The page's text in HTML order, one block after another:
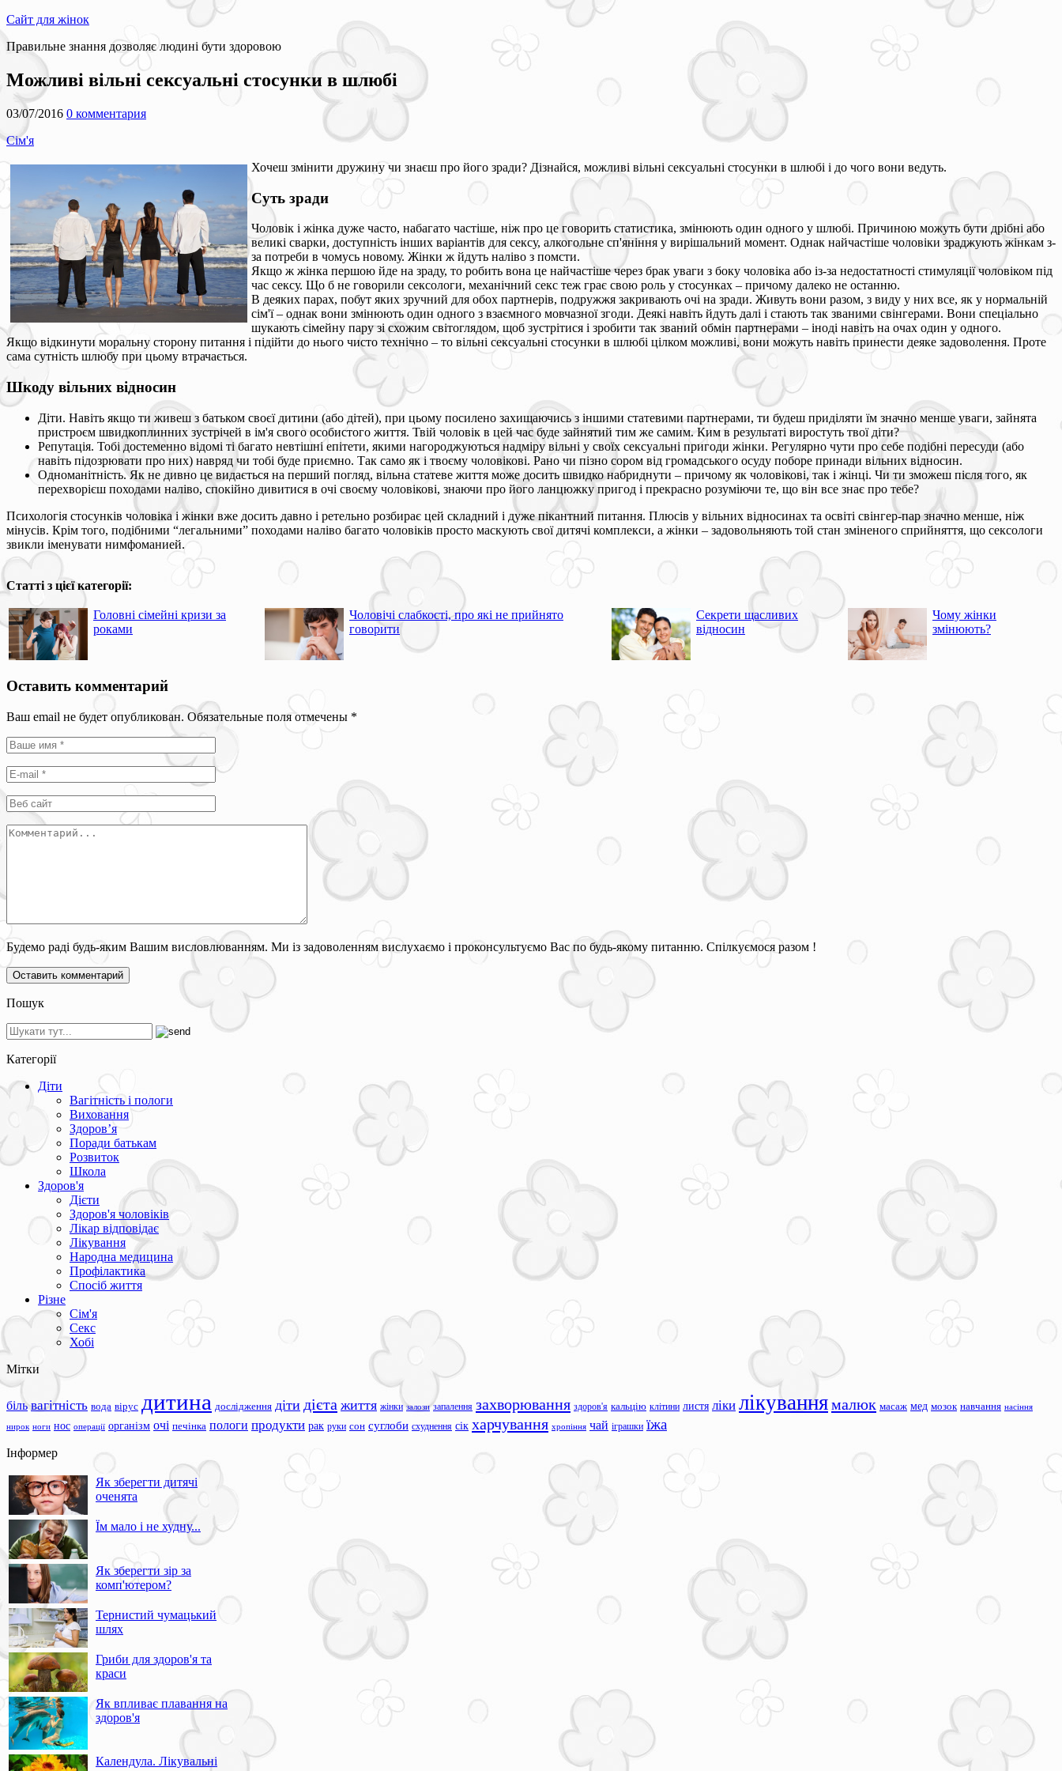
Сайт для жінок
Правильне знання дозволяє людині бути здоровою
Можливі вільні сексуальні стосунки в шлюбі
03/07/2016 0 комментария
Сім'я
Хочеш змінити дружину чи знаєш про його зради? Дізнайся, можливі вільні сексуальні стосунки в шлюбі і до чого вони ведуть.
Суть зради
Чоловік і жінка дуже часто, набагато частіше, ніж про це говорить статистика, змінюють один одного у шлюбі. Причиною можуть бути дрібні або
великі сварки, доступність інших варіантів для сексу, алкогольне сп'яніння у вирішальний момент. Однак найчастіше чоловіки зраджують жінкам з-
за потреби в чомусь новому. Жінки ж йдуть наліво з помсти.
Якщо ж жінка першою йде на зраду, то робить вона це найчастіше через брак уваги з боку чоловіка або із-за недостатності стимуляції чоловіком під
час сексу. Що б не говорили сексологи, механічний секс теж грає свою роль у стосунках – причому далеко не останню.
В деяких парах, побут яких зручний для обох партнерів, подружжя закривають очі на зради. Живуть вони разом, з виду у них все, як у нормальній
сім'ї – однак вони змінюють один одного з взаємного мовчазної згоди. Деякі навіть йдуть далі і стають так званими свінгерами. Вони спеціально
шукають сімейну пару зі схожим світоглядом, щоб зустрітися і зробити так званий обмін партнерами – іноді навіть на очах один у одного.
Якщо відкинути моральну сторону питання і підійти до нього чисто технічно – то вільні сексуальні стосунки в шлюбі цілком можливі, вони можуть навіть принести деяке задоволення. Проте
сама сутність шлюбу при цьому втрачається.
Шкоду вільних відносин
Діти. Навіть якщо ти живеш з батьком своєї дитини (або дітей), при цьому посилено захищаючись з іншими статевими партнерами, ти будеш приділяти їм значно менше уваги, зайнята
пристроєм швидкоплинних зустрічей в ім'я свого особистого життя. Твій чоловік в цей час буде зайнятий тим же самим. Ким в результаті виростуть твої діти?
Репутація. Тобі достеменно відомі ті багато невтішні епітети, якими нагороджуються надміру вільні у своїх сексуальні пригоди жінки. Регулярно чути про себе подібні пересуди (або
навіть підозрювати про них) навряд чи тобі буде приємно. Так само як і твоєму чоловікові. Рано чи пізно сором від громадського осуду поборе принади вільних відносин.
Одноманітність. Як не дивно це видається на перший погляд, вільна статеве життя може досить швидко набриднути – причому як чоловікові, так і жінці. Чи ти зможеш після того, як
перехворієш походами наліво, спокійно дивитися в очі своєму чоловікові, знаючи про його ланцюжку пригод і прекрасно розуміючи те, що він все знає про тебе?
Психологія стосунків чоловіка і жінки вже досить давно і ретельно розбирає цей складний і дуже пікантний питання. Плюсів у вільних відносинах та освіті свінгер-пар значно менше, ніж
мінусів. Крім того, подібними “легальними” походами наліво багато чоловіків просто маскують свої дитячі комплекси, а жінки – задовольняють той стан зміненого сприйняття, що сексологи
звикли іменувати нимфоманией.
Статті з цієї категорії:
Головні сімейні кризи за
роками
Чоловічі слабкості, про які не прийнято
говорити
Секрети щасливих
відносин
Чому жінки
змінюють?
Оставить комментарий
Ваш email не будет опубликован. Обязательные поля отмечены *
Будемо раді будь-яким Вашим висловлюванням. Ми із задоволенням вислухаємо і проконсультуємо Вас по будь-якому питанню. Спілкуємося разом !
Пошук
Категорії
Діти
Вагітність і пологи
Виховання
Здоров’я
Поради батькам
Розвиток
Школа
Здоров'я
Дієти
Здоров'я чоловіків
Лікар відповідає
Лікування
Народна медицина
Профілактика
Спосіб життя
Різне
Сім'я
Секс
Хобі
Мітки
біль вагітність вода вірус дитина дослідження діти дієта життя жінки залози запалення захворювання здоров'я кальцію клітини листя ліки лікуваннямалюк масаж мед мозок навчання насіння
нирок ноги нос операції організм очі печінка пологи продукти рак руки сон суглоби схуднення сік харчування хропіння чай іграшки їжа
Інформер
Як зберегти дитячі
оченята
Їм мало і не худну...
Як зберегти зір за
комп'ютером?
Тернистий чумацький
шлях
Гриби для здоров'я та
краси
Як впливає плавання на
здоров'я
Календула. Лікувальні